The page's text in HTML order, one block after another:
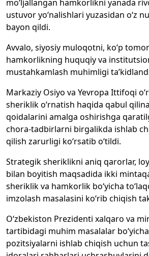
mo‘ljallangan hamkorlikni yanada
ustuvor yo‘nalishlari yuzasidan o‘z
bayon qildi.
Avvalo, siyosiy muloqotni, ko‘p
hamkorlikning huquqiy va
mustahkamlash muhimligi
Markaziy Osiyo va Yevropa Ittifoqi
sheriklik o‘rnatish haqida qabul
qoidalarini amalga oshirishga
chora-tadbirlarni birgalikda ishlab
qilish zarurligi ko‘rsatib o‘tildi.
Strategik sheriklikni aniq qarorlar,
bilan boyitish maqsadida ikki
sheriklik va hamkorlik bo‘yicha
imzolash masalasini ko‘rib chiqish
O‘zbekiston Prezidenti xalqaro va
tartibidagi muhim masalalar
pozitsiyalarni ishlab chiqish uchun